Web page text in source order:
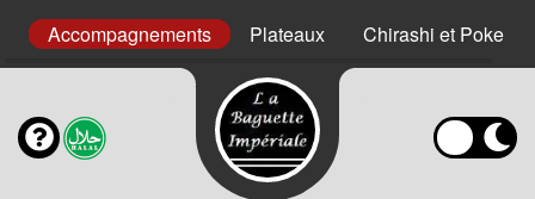
Accompagnements Plateaux Chirashi et Poke